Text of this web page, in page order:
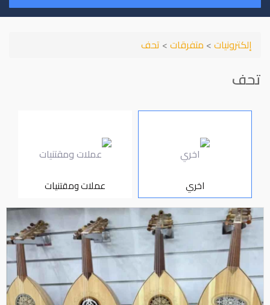
إلكترونيات> متفرقات> تحف
تحف
اخري عملات ومقتنيات